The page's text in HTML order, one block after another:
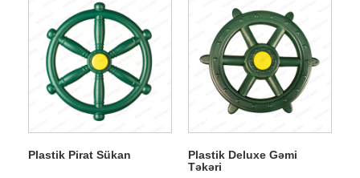
Plastik Pirat Sükan
Plastik Deluxe Gəmi
Təkəri